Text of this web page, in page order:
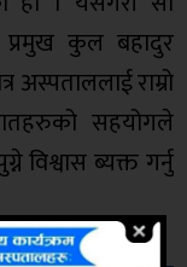
प्रमुख कुल बहादुर
राम्रो
सहयोगले
विश्वास ब्यक्त गर्नु